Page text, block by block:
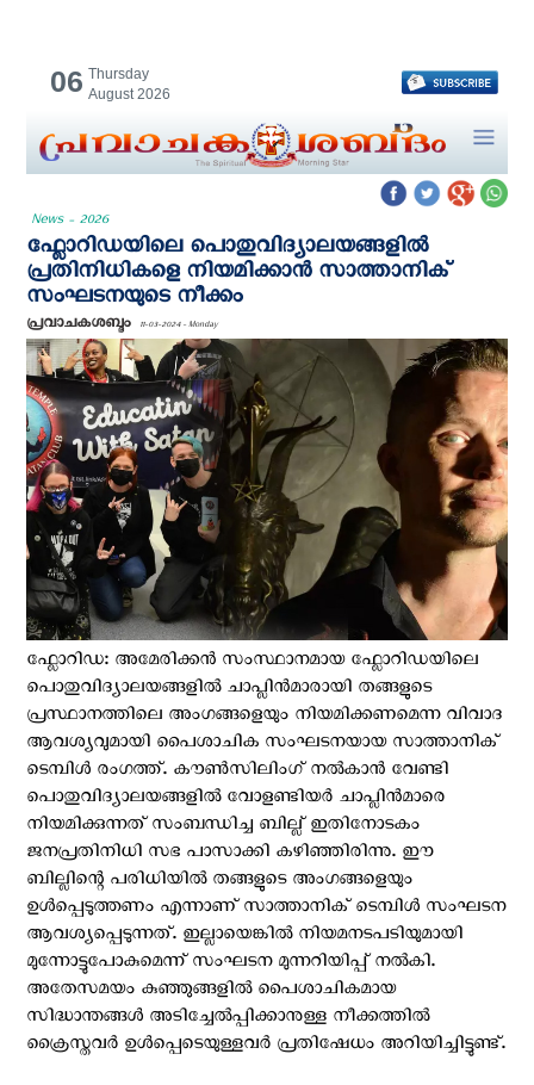
06 Thursday
August 2026
News - 2026
ഫ്ലോറിഡയിലെ പൊതുവിദ്യാലയങ്ങളിൽ
പ്രതിനിധികളെ നിയമിക്കാന്‍ സാത്താനിക്
സംഘടനയുടെ നീക്കം
പ്രവാചകശബ്ദം 11-03-2024 - Monday
ഫ്ലോറിഡ: അമേരിക്കന്‍ സംസ്ഥാനമായ ഫ്ലോറിഡയിലെ
പൊതുവിദ്യാലയങ്ങളിൽ ചാപ്ലിൻമാരായി തങ്ങളുടെ
പ്രസ്ഥാനത്തിലെ അംഗങ്ങളെയും നിയമിക്കണമെന്ന വിവാദ
ആവശ്യവുമായി പൈശാചിക സംഘടനയായ സാത്താനിക്
ടെമ്പിൾ രംഗത്ത്. കൗൺസിലിംഗ് നൽകാൻ വേണ്ടി
പൊതുവിദ്യാലയങ്ങളിൽ വോളണ്ടിയർ ചാപ്ലിൻമാരെ
നിയമിക്കുന്നത് സംബന്ധിച്ച ബില്ല് ഇതിനോടകം
ജനപ്രതിനിധി സഭ പാസാക്കി കഴിഞ്ഞിരിന്നു. ഈ
ബില്ലിന്റെ പരിധിയിൽ തങ്ങളുടെ അംഗങ്ങളെയും
ഉൾപ്പെടുത്തണം എന്നാണ് സാത്താനിക് ടെമ്പിൾ സംഘടന
ആവശ്യപ്പെടുന്നത്. ഇല്ലായെങ്കിൽ നിയമനടപടിയുമായി
മുന്നോട്ടുപോകുമെന്ന് സംഘടന മുന്നറിയിപ്പ് നൽകി.
അതേസമയം കുഞ്ഞുങ്ങളില്‍ പൈശാചികമായ
സിദ്ധാന്തങ്ങള്‍ അടിച്ചേല്‍പ്പിക്കാനുള്ള നീക്കത്തില്‍
ക്രൈസ്തവര്‍ ഉള്‍പ്പെടെയുള്ളവര്‍ പ്രതിഷേധം അറിയിച്ചിട്ടുണ്ട്.